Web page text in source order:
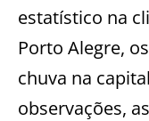
estatístico na
Porto Alegre,
chuva na
observações,